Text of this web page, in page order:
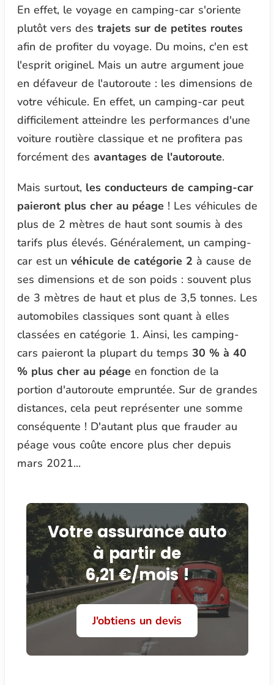
En effet, le voyage en camping-car s'oriente
plutôt vers des trajets sur de petites routes
afin de profiter du voyage. Du moins, c'en est
l'esprit originel. Mais un autre argument joue
en défaveur de l'autoroute : les dimensions de
votre véhicule. En effet, un camping-car peut
difficilement atteindre les performances d'une
voiture routière classique et ne profitera pas
forcément des avantages de l'autoroute.
Mais surtout, les conducteurs de camping-car
paieront plus cher au péage ! Les véhicules de
plus de 2 mètres de haut sont soumis à des
tarifs plus élevés. Généralement, un camping-
car est un véhicule de catégorie 2 à cause de
ses dimensions et de son poids : souvent plus
de 3 mètres de haut et plus de 3,5 tonnes. Les
automobiles classiques sont quant à elles
classées en catégorie 1. Ainsi, les camping-
cars paieront la plupart du temps 30 % à 40
% plus cher au péage en fonction de la
portion d'autoroute empruntée. Sur de grandes
distances, cela peut représenter une somme
conséquente ! D'autant plus que frauder au
péage vous coûte encore plus cher depuis
mars 2021...
Votre assurance auto
à partir de
6,21 €/mois !
J'obtiens un devis